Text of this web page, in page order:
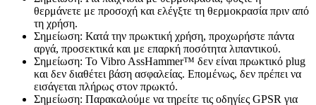
θερμάνετε με προσοχή και ελέγξτε τη θερμοκρασία πριν από
τη χρήση.
Σημείωση: Κατά την πρωκτική χρήση, προχωρήστε πάντα
αργά, προσεκτικά και με επαρκή ποσότητα λιπαντικού.
Σημείωση: Το Vibro AssHammer™ δεν είναι πρωκτικό plug
και δεν διαθέτει βάση ασφαλείας. Επομένως, δεν πρέπει να
εισάγεται πλήρως στον πρωκτό.
Σημείωση: Παρακαλούμε να τηρείτε τις οδηγίες GPSR για